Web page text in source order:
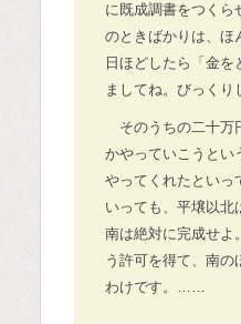
に既成調書をつくら
のときばかりは、ほ
日ほどしたら「金
ましてね。びっく
そのうちの二十万
かやっていこうとい
やってくれたといっ
いっても、平壌以北
南は絶対に完成せよ
う許可を得て、南
わけです。……